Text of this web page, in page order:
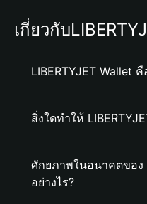
เกี่ยวกับ
LIBERTYJET Wallet คื
สิ่งใดทำให้
ศักยภาพในอนาคตของ
อย่างไร?